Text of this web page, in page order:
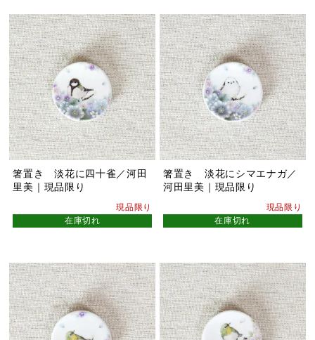
箸置き 淡花に四十雀／河田
里美｜現品限り
現品限り
在庫切れ
箸置き 淡花にシマエナガ／
河田里美｜現品限り
現品限り
在庫切れ